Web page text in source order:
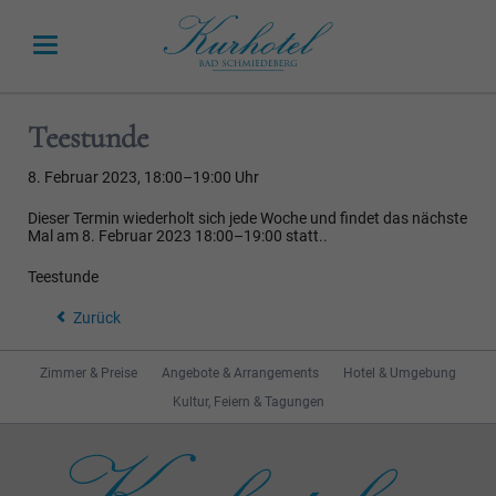
Teestunde
8. Februar 2023, 18:00–19:00 Uhr
Dieser Termin wiederholt sich jede Woche und findet das nächste
Mal am 8. Februar 2023 18:00–19:00 statt..
Teestunde
Zurück
Navigation
überspringen
Zimmer & Preise Angebote & Arrangements
Hotel & Umgebung
Kultur, Feiern & Tagungen